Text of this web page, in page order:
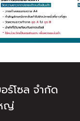
ร์โซล จำกัด
ญ่